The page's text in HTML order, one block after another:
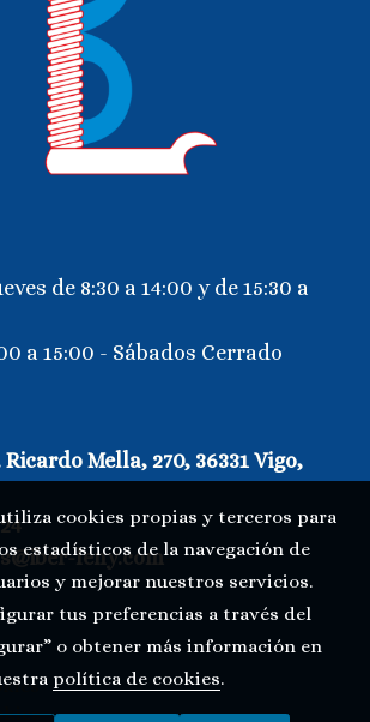
de 8:30 a 14:00 y de 15:30 a
a 15:00 - Sábados Cerrado
Ricardo Mella, 270, 36331 Vigo,
leny.com-
cookies propias y terceros para
estadísticos de la navegación de
y mejorar nuestros servicios.
tus preferencias a través del
o obtener más información en
política de cookies.